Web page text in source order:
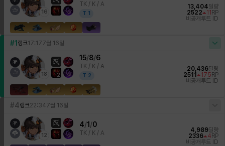
16 1
TK / K / A
T 1
13,404딜량
2522
11 RP
비공개 루트 ID
#1 랭크17:177월 16일
18 2
15/8/6
TK / K / A
T 2
20,436딜량
2511
175 RP
비공개 루트 ID
#4랭크22:347월 16일
12 1
4/1 /0
TK / K / A 4,989딜량
2336
4 RP
비공개 루트 ID